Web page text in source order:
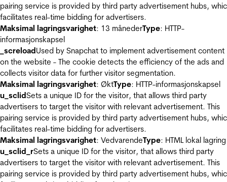
pairing service is provided by third party advertisement hubs,
facilitates real-time bidding for advertisers.
Maksimal lagringsvarighet: 13 månederType: HTTP-
informasjonskapsel
_screloadUsed by Snapchat to implement advertisement content
on the website - The cookie detects the efficiency of the ads and
collects visitor data for further visitor segmentation.
Maksimal lagringsvarighet: ØktType: HTTP-informasjonskapsel
u_sclidSets a unique ID for the visitor, that allows third party
advertisers to target the visitor with relevant advertisement. This
pairing service is provided by third party advertisement hubs,
facilitates real-time bidding for advertisers.
Maksimal lagringsvarighet: VedvarendeType: HTML lokal lagring
u_sclid_rSets a unique ID for the visitor, that allows third party
advertisers to target the visitor with relevant advertisement. This
pairing service is provided by third party advertisement hubs,